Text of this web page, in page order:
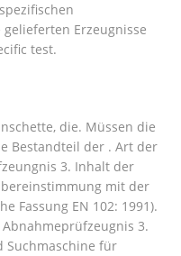
Erzeugnisse
test.
die. Müssen die
Bestandteil der . Art der
3. Inhalt der
mit der
Fassung EN 102: 1991).
3.
Suchmaschine für